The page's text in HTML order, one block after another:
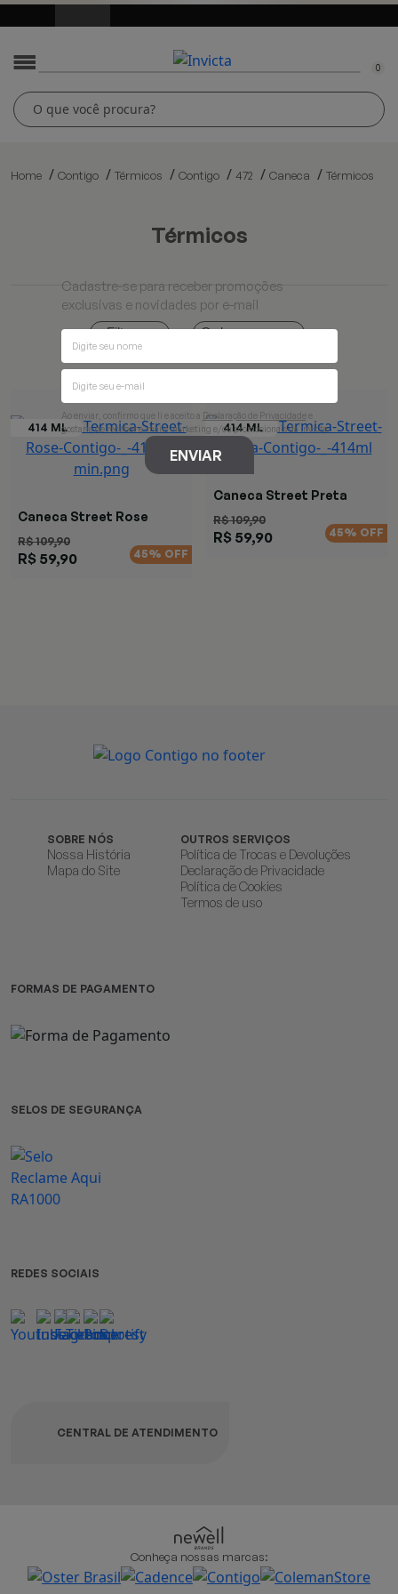
0
Home Contigo Térmicos Contigo 472 Caneca Térmicos
térmicos
Filtros Ordenar por
Caneca Street Rose
R$ 109,90
R$ 59,90 45% OFF
Caneca Street Preta
R$ 109,90
R$ 59,90 45% OFF
SOBRE NÓS
Nossa História
Mapa do Site
OUTROS SERVIÇOS
Política de Trocas e Devoluções
Declaração de Privacidade
Política de Cookies
Termos de uso
FORMAS DE PAGAMENTO
SELOS DE SEGURANÇA
REDES SOCIAIS
CENTRAL DE ATENDIMENTO
Conheça nossas marcas:
Cadastre-se para receber promoções
exclusivas e novidades por e-mail
Ao enviar, confirmo que li e aceito a Declaração de Privacidade e
gostaria de receber e-mails marketing e/ou promocionais da Invicta
ENVIAR